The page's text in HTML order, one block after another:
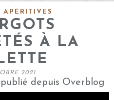
APÉRITIVES
À LA
2021
depuis Overblog